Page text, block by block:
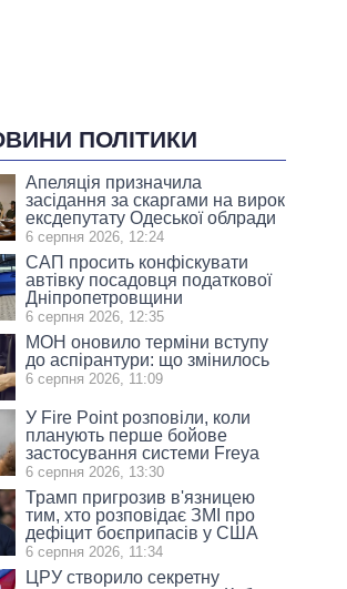
ПОЛІТИКИ
Апеляція призначила
засідання за скаргами на вирок
ексдепутату Одеської облради
6 серпня 2026, 12:24
САП просить конфіскувати
автівку посадовця податкової
Дніпропетровщини
6 серпня 2026, 12:35
МОН оновило терміни вступу
до аспірантури: що змінилось
6 серпня 2026, 11:09
У Fire Point розповіли, коли
планують перше бойове
застосування системи Freya
6 серпня 2026, 13:30
Трамп пригрозив в'язницею
тим, хто розповідає ЗМІ про
дефіцит боєприпасів у США
6 серпня 2026, 11:34
ЦРУ створило секретну